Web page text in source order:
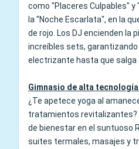
como "Placeres Culpables" y
la "Noche Escarlata", en la
de rojo. Los DJ encienden la
increíbles sets,
electrizante hasta que salga
Gimnasio de alta
¿Te apetece yoga al
tratamientos revitalizantes?
de bienestar en el suntuoso
suites termales, masajes y